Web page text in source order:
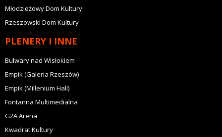
Młodzieżowy Dom Kultury
Rzeszowski Dom Kultury
PLENERY I INNE
Bulwary nad Wisłokiem
Empik (Galeria Rzeszów)
Empik (Millenium Hall)
Fontanna Multimedialna
G2A Arena
Kwadrat Kultury